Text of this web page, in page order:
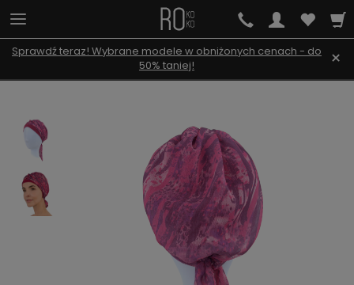
Sprawdź teraz! Wybrane modele w obniżonych cenach - do
50% taniej!
×